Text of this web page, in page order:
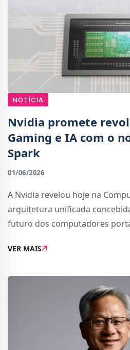
NOTÍCIA
Nvidia promete
Gaming e IA com o
Spark
01/06/2026
A Nvidia revelou hoje na
arquitetura unificada
futuro dos computadores
autonomia para todo o
VER MAIS